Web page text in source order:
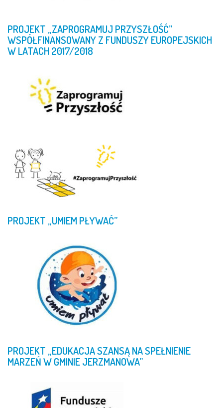
PROJEKT „ZAPROGRAMUJ PRZYSZŁOŚĆ”
WSPÓŁFINANSOWANYZ FUNDUSZYEUROPEJSKICH
WLATACH2017/2018
PROJEKT „UMIEMPŁYWAĆ”
PROJEKT „EDUKACJASZANSĄNASPEŁNIENIE
MARZEŃWGMINIEJERZMANOWA”